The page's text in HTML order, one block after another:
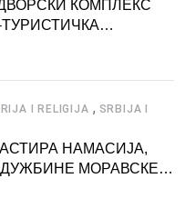
КОМПЛЕКС
I RELIGIJA , SRBIJA I
НАМАСИЈА,
МОРАВСКЕ